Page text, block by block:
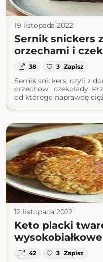
19 listopada 2022
Sernik snickers
orzechami i
38 3 Zapisz
Sernik snickers, czyli z
orzechów i czekolady.
od którego naprawdę
12 listopada 2022
Keto placki
42 3 Zapisz